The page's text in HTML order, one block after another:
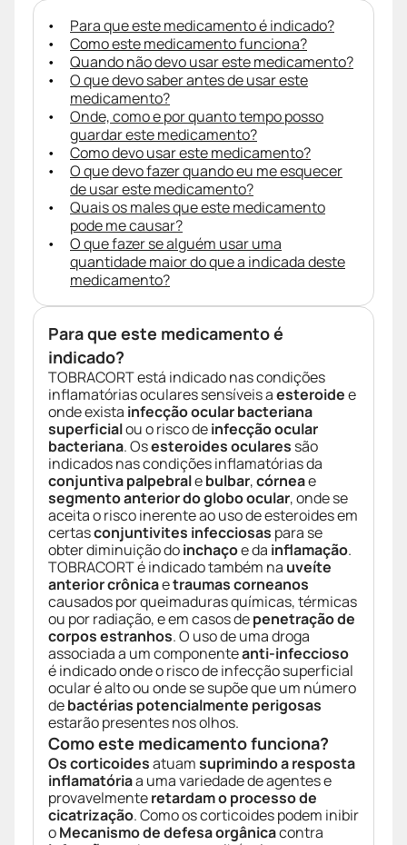
Para que este medicamento é indicado?
Como este medicamento funciona?
Quando não devo usar este medicamento?
O que devo saber antes de usar este
medicamento?
Onde, como e por quanto tempo posso
guardar este medicamento?
Como devo usar este medicamento?
O que devo fazer quando eu me esquecer
de usar este medicamento?
Quais os males que este medicamento
pode me causar?
O que fazer se alguém usar uma
quantidade maior do que a indicada deste
medicamento?
Para que este medicamento é
indicado?
TOBRACORT está indicado nas condições
inflamatórias oculares sensíveis aesteroidee
onde exista infecção ocular bacteriana
superficialou o risco deinfecção ocular
bacteriana. Osesteroides oculares são
indicados nas condições inflamatórias da
conjuntiva palpebralebulbar,córneae
segmento anterior do globo ocular, onde se
aceita o risco inerente ao uso de esteroides em
certasconjuntivites infecciosas para se
obter diminuição doinchaçoe da inflamação.
TOBRACORT é indicado também na uveíte
anterior crônicaetraumas corneanos
causados por queimaduras químicas, térmicas
ou por radiação, e em casos depenetração de
corpos estranhos. O uso de uma droga
associada a um componenteanti-infeccioso
é indicado onde o risco de infecção superficial
ocular é alto ou onde se supõe que um número
debactérias potencialmente perigosas
estarão presentes nos olhos.
Como este medicamento funciona?
Os corticoidesatuamsuprimindo a resposta
inflamatóriaa uma variedade de agentes e
provavelmenteretardam o processo de
cicatrização. Como os corticoides podem inibir
oMecanismo de defesa orgânicacontra